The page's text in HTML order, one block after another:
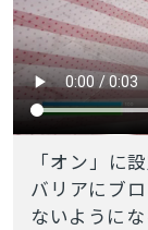
「オン」に
バリアにブ
ないように